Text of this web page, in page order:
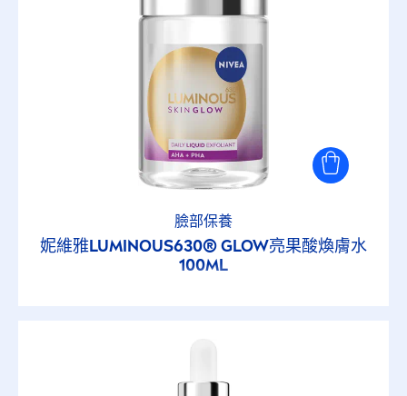
臉部保養
妮維雅LUMINOUS630® GLOW亮果酸煥膚水
100ML